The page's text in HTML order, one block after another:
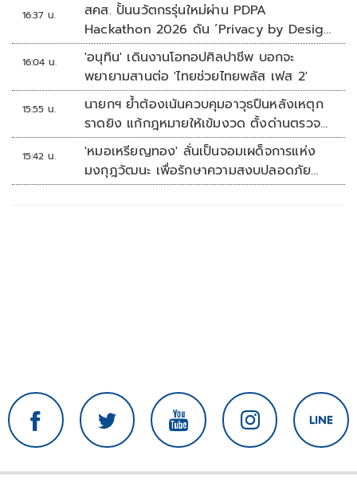
16:37 น.
สคส. ปั้นนวัตกรรุ่นใหม่ผ่าน PDPA
Hackathon 2026 ดัน ‘Privacy by Design
for all’ สู่โซลูชันคุ้มครองข้อมูลส่วนบุคคลที่
ใช้ได้จริง
16:04 น.
'อนุทิน' เดินงานโอทอปศิลปาชีพ บอกจะ
พยายามสานต่อ 'ไทยช่วยไทยพลัส เฟส 2'
15:55 น.
นายกฯ ย้ำต้องเน้นควบคุมอาวุธปืนหลังเหตุก
ราดยิง แก้กฎหมายให้เข้มงวด ตั้งด่านตรวจ
เพิ่ม
15:42 น.
'หมอเหรียญทอง' ลั่นเป็นจอมเผด็จการแห่ง
มงกุฎวัฒนะ เพื่อรักษาความสงบปลอดภัย
ภายในรพ.